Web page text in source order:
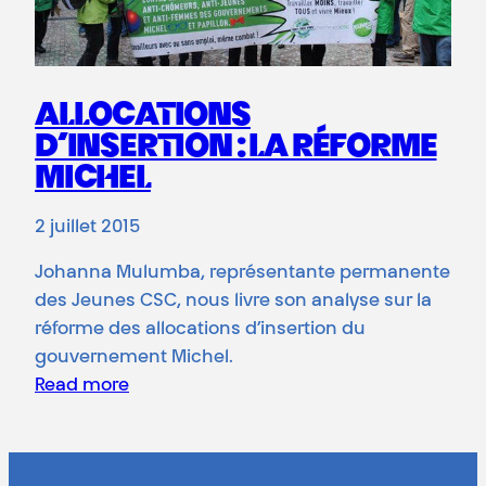
ALLOCATIONS
D’INSERTION : LA RÉFORME
MICHEL
2 juillet 2015
Johanna Mulumba, représentante permanente
des Jeunes CSC, nous livre son analyse sur la
réforme des allocations d’insertion du
gouvernement Michel.
Read more